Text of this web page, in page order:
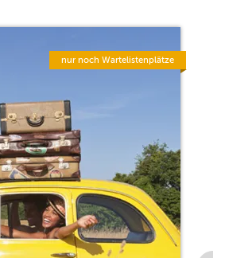
nur noch Wartelistenplätze